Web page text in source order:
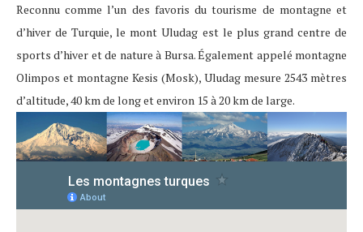
Reconnu comme l’un des favoris du tourisme de montagne et
d’hiver de Turquie, le mont Uludag est le plus grand centre de
sports d’hiver et de nature à Bursa. Également appelé montagne
Olimpos et montagne Kesis (Mosk), Uludag mesure 2543 mètres
d’altitude, 40 km de long et environ 15 à 20 km de large.